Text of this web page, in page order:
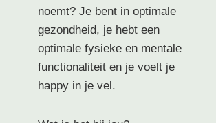
noemt? Je bent in optimale
gezondheid, je hebt een
optimale fysieke en mentale
functionaliteit en je voelt je
happy in je vel.